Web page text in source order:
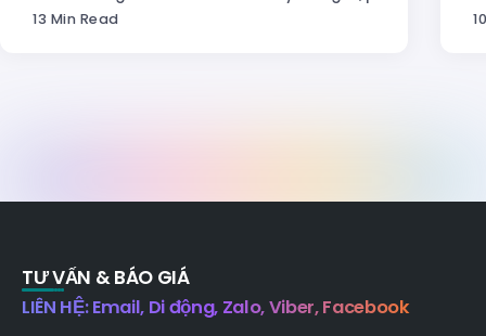
13 Min Read
TƯ VẤN & BÁO GIÁ
LIÊN HỆ: Email, Di động, Zalo, Viber, Facebook